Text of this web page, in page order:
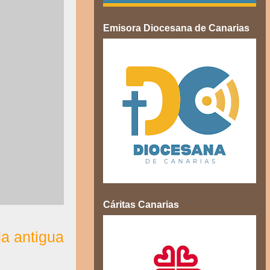
antigua
Emisora Diocesana de Canarias
Cáritas Canarias